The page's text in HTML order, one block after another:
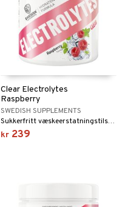
Clear Electrolytes
Raspberry
SWEDISH SUPPLEMENTS
Sukkerfritt væskeerstatningstilskudd med bringebærsmak som kombinerer kokosvannpulver med nøye utvalgte mineraler.
kr 239